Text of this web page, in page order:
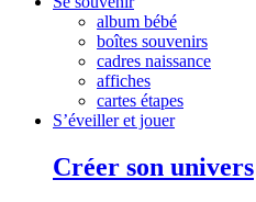
album bébé
boîtes souvenirs
cadres naissance
affiches
cartes étapes
S’éveiller et jouer
Créer son univers